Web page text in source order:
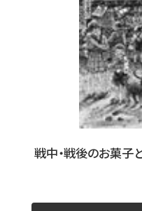
戦中・戦後のお菓子